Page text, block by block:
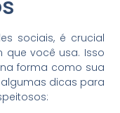
sociais, é crucial
você usa. Isso
forma como sua
dicas para